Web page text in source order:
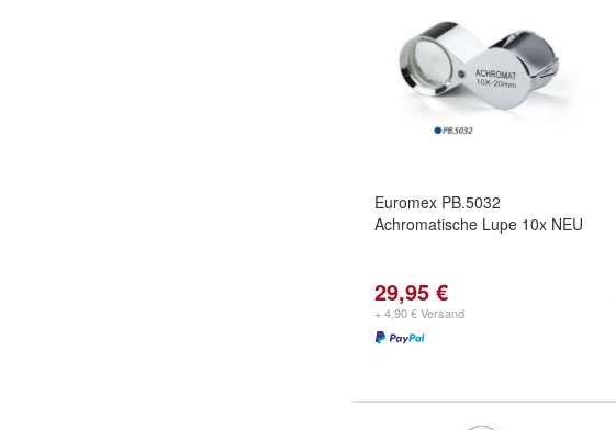
Euromex PB.5032
Achromatische Lupe 10x NEU
29,95 €
+ 4,90 € Versand